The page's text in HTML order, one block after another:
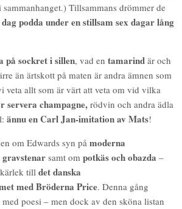
sammanhanget.) Tillsammans drömmer de
podda under en stillsam sex dagar lång
på sockret i sillen, vad en tamarind är och
än ärtskott på maten är andra ämnen som
veta allt som är värt att veta om vid vilka
servera champagne, rödvin och andra ädla
ännu en Carl Jan-imitation av Mats!
om Edwards syn på moderna
gravstenar samt om potkäs och obazda –
till det danska
med Bröderna Price. Denna gång
poesi – men dock av den sköna listan